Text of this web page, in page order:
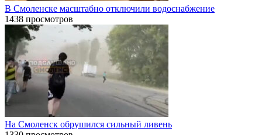
В Смоленске масштабно отключили водоснабжение
1438 просмотров
На Смоленск обрушился сильный ливень